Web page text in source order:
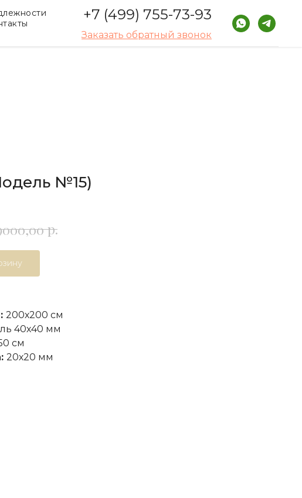
+7 (499) 755-73-93
Заказать обратный звонок
№15)
р.
200х200 см
40х40 мм
см
20х20 мм